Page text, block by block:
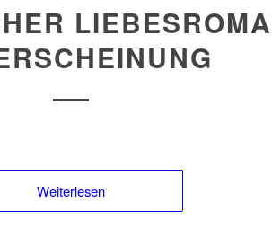
Weiterlesen